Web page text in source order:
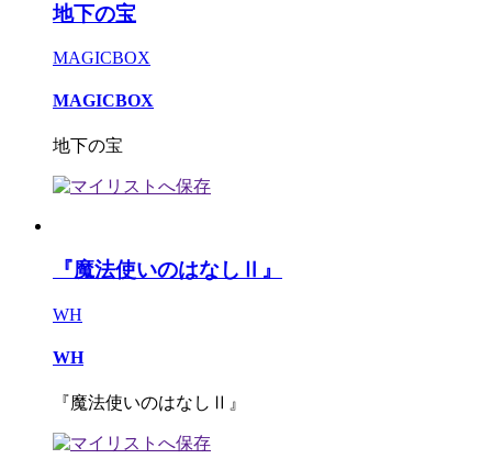
地下の宝
MAGICBOX
MAGICBOX
地下の宝
『魔法使いのはなしⅡ』
WH
WH
『魔法使いのはなしⅡ』